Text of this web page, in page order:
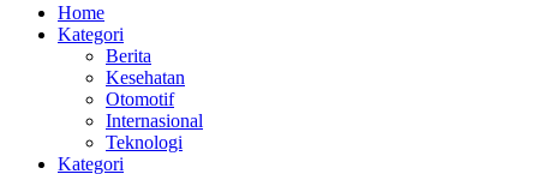
Home
Kategori
Berita
Kesehatan
Otomotif
Internasional
Teknologi
Kategori